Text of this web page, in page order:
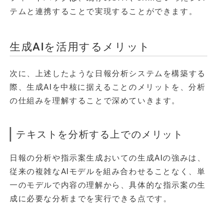
テムと連携することで実現することができます。
生成AIを活用するメリット
次に、上述したような日報分析システムを構築する
際、生成AIを中核に据えることのメリットを、分析
の仕組みを理解することで深めていきます。
テキストを分析する上でのメリット
日報の分析や指示案生成おいての生成AIの強みは、
従来の複雑なAIモデルを組み合わせることなく、単
一のモデルで内容の理解から、具体的な指示案の生
成に必要な分析までを実行できる点です。